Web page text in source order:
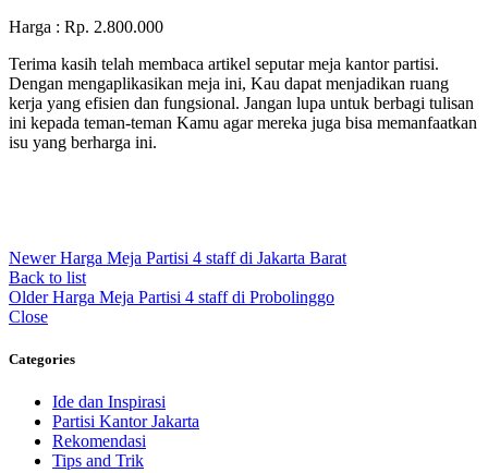
Harga : Rp. 2.800.000
Terima kasih telah membaca artikel seputar meja kantor partisi.
Dengan mengaplikasikan meja ini, Kau dapat menjadikan ruang
kerja yang efisien dan fungsional. Jangan lupa untuk berbagi tulisan
ini kepada teman-teman Kamu agar mereka juga bisa memanfaatkan
isu yang berharga ini.
Newer Harga Meja Partisi 4 staff di Jakarta Barat
Back to list
Older Harga Meja Partisi 4 staff di Probolinggo
Close
Categories
Ide dan Inspirasi
Partisi Kantor Jakarta
Rekomendasi
Tips and Trik